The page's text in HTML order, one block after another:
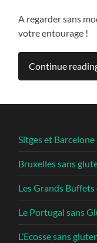
A regarder sans
votre entourage !
Continue
Sitges et
Bruxelles sans
Les Grands
Le Portugal sans
L’Ecosse sans